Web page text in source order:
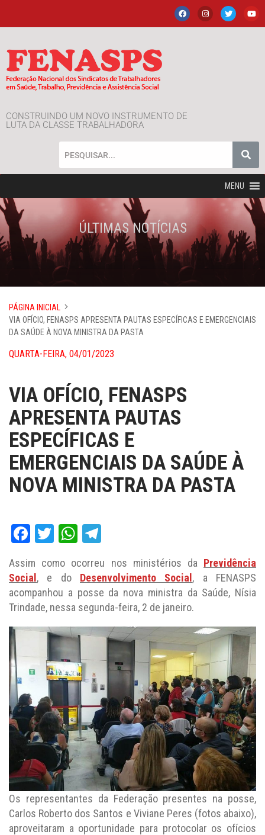
CONSTRUINDO UM NOVO INSTRUMENTO DE
LUTA DA CLASSE TRABALHADORA
MENU
ÚLTIMAS NOTÍCIAS
PÁGINA INICIAL
VIA OFÍCIO, FENASPS APRESENTA PAUTAS ESPECÍFICAS E EMERGENCIAIS
DA SAÚDE À NOVA MINISTRA DA PASTA
QUARTA-FEIRA, 04/01/2023
VIA OFÍCIO, FENASPS
APRESENTA PAUTAS
ESPECÍFICAS E
EMERGENCIAIS DA SAÚDE À
NOVA MINISTRA DA PASTA
Facebook
TwitterWhatsApp
Assim como ocorreu nos ministérios da Previdência
Social , e do Desenvolvimento Social , a FENASPS
acompanhou a posse da nova ministra da Saúde, Nísia
Trindade, nessa segunda-feira, 2 de janeiro.
Os representantes da Federação presentes na posse,
Carlos Roberto dos Santos e Viviane Peres (fotos abaixo),
aproveitaram a oportunidade para protocolar os ofícios